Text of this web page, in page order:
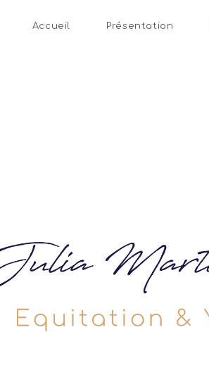
Accueil Présentation